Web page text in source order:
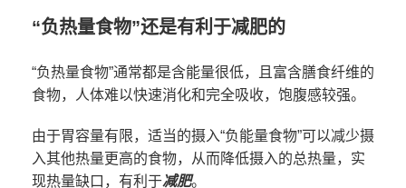
“负热量食物”还是有利于减肥的
“负热量食物”通常都是含能量很低，且富含膳食纤维的
食物，人体难以快速消化和完全吸收，饱腹感较强。
由于胃容量有限，适当的摄入“负能量食物”可以减少摄
入其他热量更高的食物，从而降低摄入的总热量，实
现热量缺口，有利于减肥。